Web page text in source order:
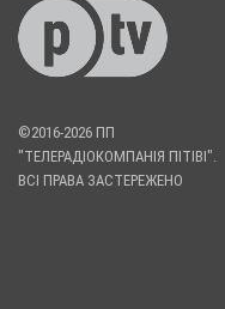
©2016-2026 ПП
"ТЕЛЕРАДІОКОМПАНІЯ ПІТІВІ".
ВСІ ПРАВА ЗАСТЕРЕЖЕНО